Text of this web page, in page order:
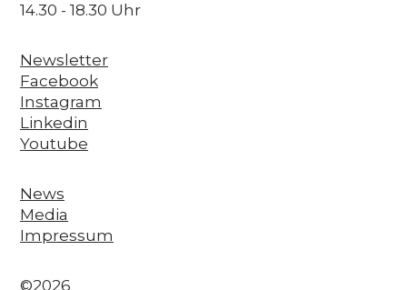
14.30 - 18.30 Uhr
Newsletter
Facebook
Instagram
Linkedin
Youtube
News
Media
Impressum
©2026